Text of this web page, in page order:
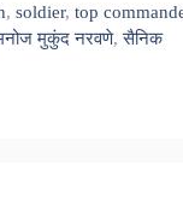
, soldier, top
मनोज मुकुंद नरवणे,सैनिक